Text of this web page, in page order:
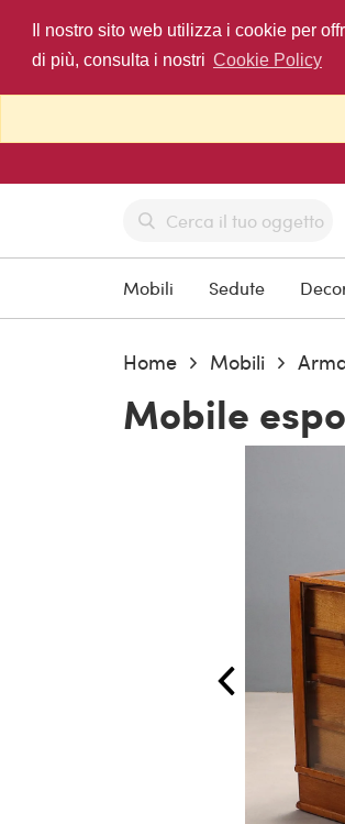
Il nostro sito web utilizza i cookie per
di più, consulta i nostri Cookie Policy
Mobili Sedute
Home Mobili
Mobile